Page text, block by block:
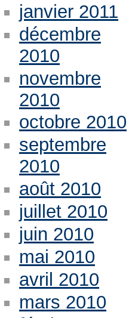
janvier 2011
décembre
2010
novembre
2010
octobre 2010
septembre
2010
août 2010
juillet 2010
juin 2010
mai 2010
avril 2010
mars 2010